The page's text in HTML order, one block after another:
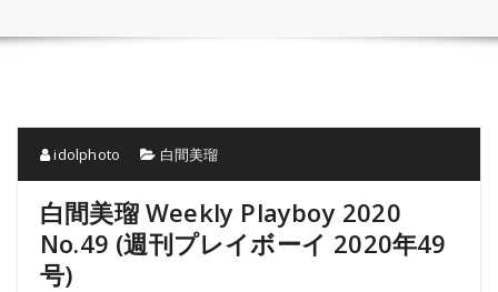
idolphoto 白間美瑠
白間美瑠 Weekly Playboy 2020
No.49 (週刊プレイボーイ 2020年49
号)